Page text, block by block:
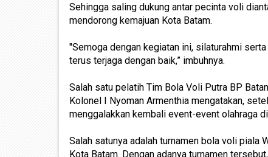
Sehingga saling dukung antar pecinta voli
mendorong kemajuan Kota Batam.
"Semoga dengan kegiatan ini, silaturahmi
terus terjaga dengan baik,” imbuhnya.
Salah satu pelatih Tim Bola Voli Putra BP
Kolonel I Nyoman Armenthia mengatakan,
menggalakkan kembali event-event olahraga
Salah satunya adalah turnamen bola voli piala
Kota Batam. Dengan adanya turnamen